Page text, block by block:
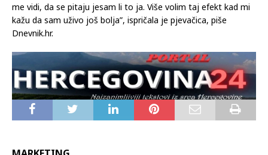
me vidi, da se pitaju jesam li to ja. Više volim taj efekt kad mi
kažu da sam uživo još bolja”, ispričala je pjevačica, piše
Dnevnik.hr.